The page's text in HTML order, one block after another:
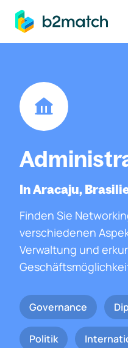
springen
In Aracaju,
Finden Sie
verschiedenen
Verwaltung und
Governance
Politik